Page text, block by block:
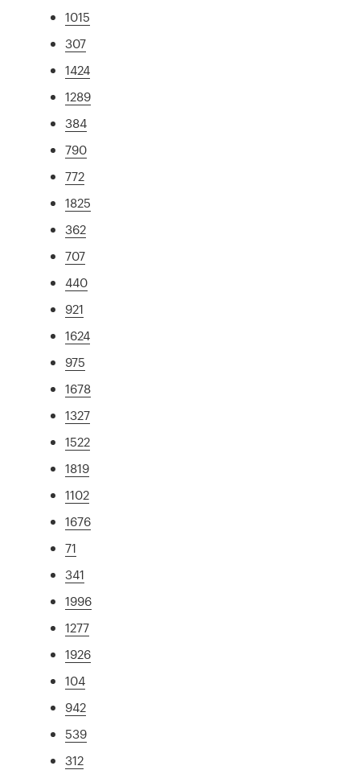
1015
307
1424
1289
384
790
772
1825
362
707
440
921
1624
975
1678
1327
1522
1819
1102
1676
71
341
1996
1277
1926
104
942
539
312